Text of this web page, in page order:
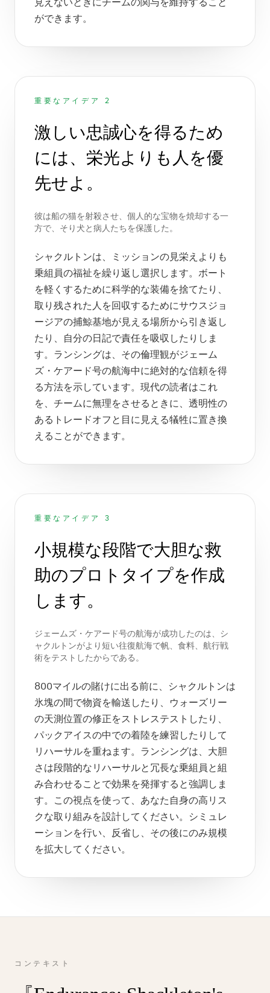
見えないときにチームの関与を維持すること
ができます。
重要なアイデア 2
激しい忠誠心を得るため
には、栄光よりも人を優
先せよ。
彼は船の猫を射殺させ、個人的な宝物を焼却する一
方で、そり犬と病人たちを保護した。
シャクルトンは、ミッションの見栄えよりも
乗組員の福祉を繰り返し選択します。ボート
を軽くするために科学的な装備を捨てたり、
取り残された人を回収するためにサウスジョ
ージアの捕鯨基地が見える場所から引き返し
たり、自分の日記で責任を吸収したりしま
す。ランシングは、その倫理観がジェーム
ズ・ケアード号の航海中に絶対的な信頼を得
る方法を示しています。現代の読者はこれ
を、チームに無理をさせるときに、透明性の
あるトレードオフと目に見える犠牲に置き換
えることができます。
重要なアイデア 3
小規模な段階で大胆な救
助のプロトタイプを作成
します。
ジェームズ・ケアード号の航海が成功したのは、シ
ャクルトンがより短い往復航海で帆、食料、航行戦
術をテストしたからである。
800マイルの賭けに出る前に、シャクルトンは
氷塊の間で物資を輸送したり、ウォーズリー
の天測位置の修正をストレステストしたり、
パックアイスの中での着陸を練習したりして
リハーサルを重ねます。ランシングは、大胆
さは段階的なリハーサルと冗長な乗組員と組
み合わせることで効果を発揮すると強調しま
す。この視点を使って、あなた自身の高リス
クな取り組みを設計してください。シミュレ
ーションを行い、反省し、その後にのみ規模
を拡大してください。
コンテキスト